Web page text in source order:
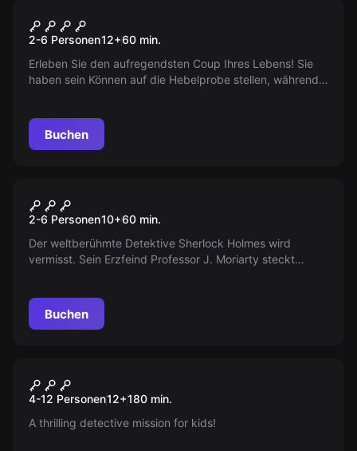
Halbkriminelle
2-6 Personen12+60 min.
Erleben Sie den aufregendsten Coup Ihres Lebens! Sie
haben sein Können auf die Hebelprobe stellen, während
Buchen
Sherlock wird vermisst
2-6 Personen10+60 min.
Der weltberühmte Detektive Sherlock Holmes wird
vermisst. Sein Erzfeind Professor J. Moriarty steckt
den grandiosen Detektive wiederfinden?
Buchen
Neu
Operation Fox Hunt
4-12 Personen12+180 min.
A thrilling detective mission for kids!